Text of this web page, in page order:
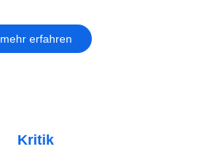
mehr erfahren
Kritik